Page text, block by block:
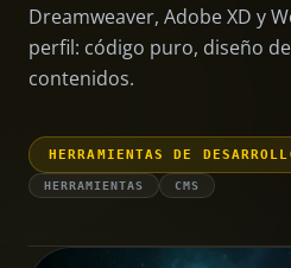
Dreamweaver, Adobe XD y
perfil: código puro, diseño
contenidos.
HERRAMIENTAS DE
HERRAMIENTAS CMS